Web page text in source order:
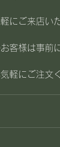
にご来店い
客様は事前
軽にご注文